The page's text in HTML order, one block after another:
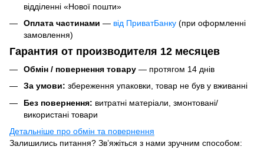
відділенні «Нової пошти»
Оплата частинами — від ПриватБанку (при оформленні
замовлення)
Гарантия от производителя 12 месяцев
Обмін / повернення товару — протягом 14 днів
За умови: збереження упаковки, товар не був у вживанні
Без повернення: витратні матеріали, змонтовані/
використані товари
Детальніше про обмін та повернення
Залишились питання? Зв’яжіться з нами зручним способом: